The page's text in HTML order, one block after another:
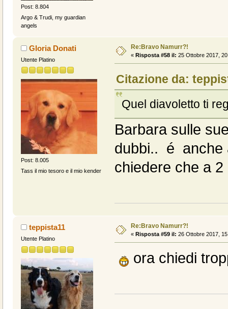
Post: 8.804
Argo & Trudi, my guardian
angels
Gloria Donati
Utente Platino
Post: 8.005
Tass il mio tesoro e il mio kender
Re:Bravo Namurr?!
« Risposta #58 il: 25 Ottobre 2017,
Citazione da:
Quel diavoletto ti
Barbara sulle
dubbi.. é anche
chiedere che a
teppista11
Utente Platino
Re:Bravo Namurr?!
« Risposta #59 il: 26 Ottobre 2017,
ora chiedi